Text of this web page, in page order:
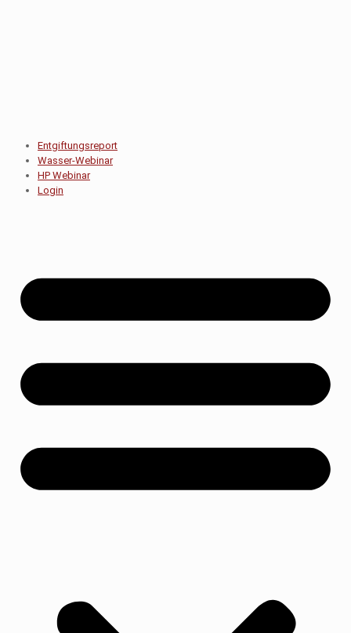
Entgiftungsreport
Wasser-Webinar
HP Webinar
Login